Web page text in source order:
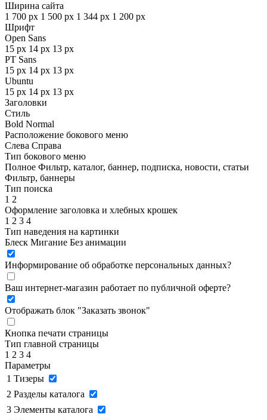
Ширина сайта
1 700 px 1 500 px 1 344 px 1 200 px
Шрифт
Open Sans
15 px 14 px 13 px
PT Sans
15 px 14 px 13 px
Ubuntu
15 px 14 px 13 px
Заголовки
Стиль
Bold Normal
Расположение бокового меню
Слева Справа
Тип бокового меню
Полное Фильтр, каталог, баннер, подписка, новости, статьи
Фильтр, баннеры
Тип поиска
1 2
Оформление заголовка и хлебных крошек
1 2 3 4
Тип наведения на картинки
Блеск Мигание Без анимации
Информирование об обработке персональных данных?
Ваш интернет-магазин работает по публичной оферте?
Отображать блок "Заказать звонок"
Кнопка печати страницы
Тип главной страницы
1 2 3 4
Параметры
1 Тизеры
2 Разделы каталога
3 Элементы каталога